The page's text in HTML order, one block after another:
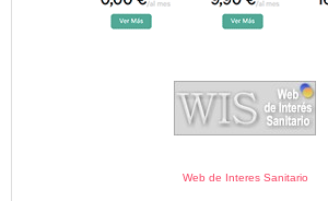
Web de Interes Sanitario